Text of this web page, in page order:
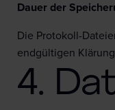
Dauer der
Die Protokoll-
endgültigen
4.